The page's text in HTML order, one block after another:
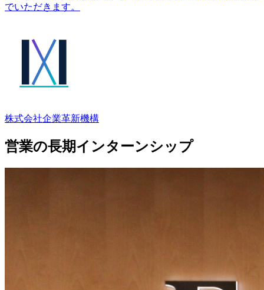
でいただきます。
株式会社企業⾰新機構
営業の長期インターンシップ